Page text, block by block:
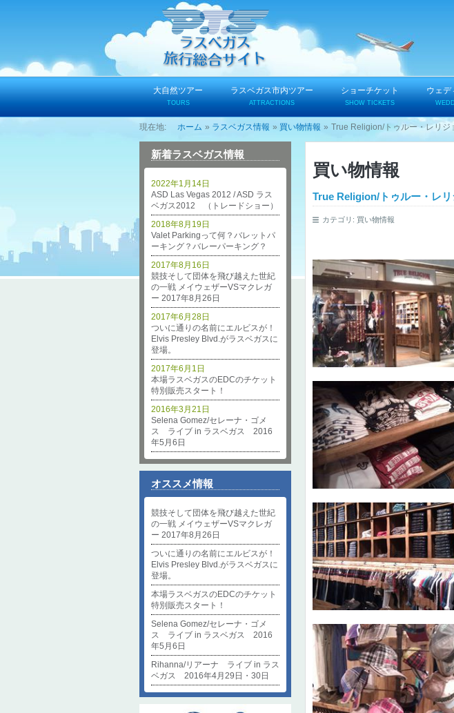
ツ
大自然ツアー
TOURS
ラスベガス市内ツアー
ATTRACTIONS
ショーチケット
SHOW TICKETS
ウェデ
ホーム ラスベガス情報 買い物情報 True Religion/トゥルー・レリジ
新着ラスベガス情報
ASD Las Vegas 2012 / ASD ラス
ベガス2012 （トレードショー）
2022年1月14日
Valet Parkingって何？バレットパ
ーキング？バレーパーキング？
2018年8月19日
競技そして団体を飛び越えた世紀
の一戦 メイウェザーVSマクレガ
ー 2017年8月26日
2017年8月16日
ついに通りの名前にエルビスが！
Elvis Presley Blvd.がラスベガスに
登場。
2017年6月28日
本場ラスベガスのEDCのチケット
特別販売スタート！
2017年6月1日
Selena Gomez/セレーナ・ゴメ
ス ライブ in ラスベガス 2016
年5月6日
2016年3月21日
オススメ情報
競技そして団体を飛び越えた世紀
の一戦 メイウェザーVSマクレガ
ー 2017年8月26日
ついに通りの名前にエルビスが！
Elvis Presley Blvd.がラスベガスに
登場。
本場ラスベガスのEDCのチケット
特別販売スタート！
Selena Gomez/セレーナ・ゴメ
ス ライブ in ラスベガス 2016
年5月6日
Rihanna/リアーナ ライブ in ラス
ベガス 2016年4月29日・30日
買い物情報
True Religion/トゥルー・レ
カテゴリ: 買い物情報